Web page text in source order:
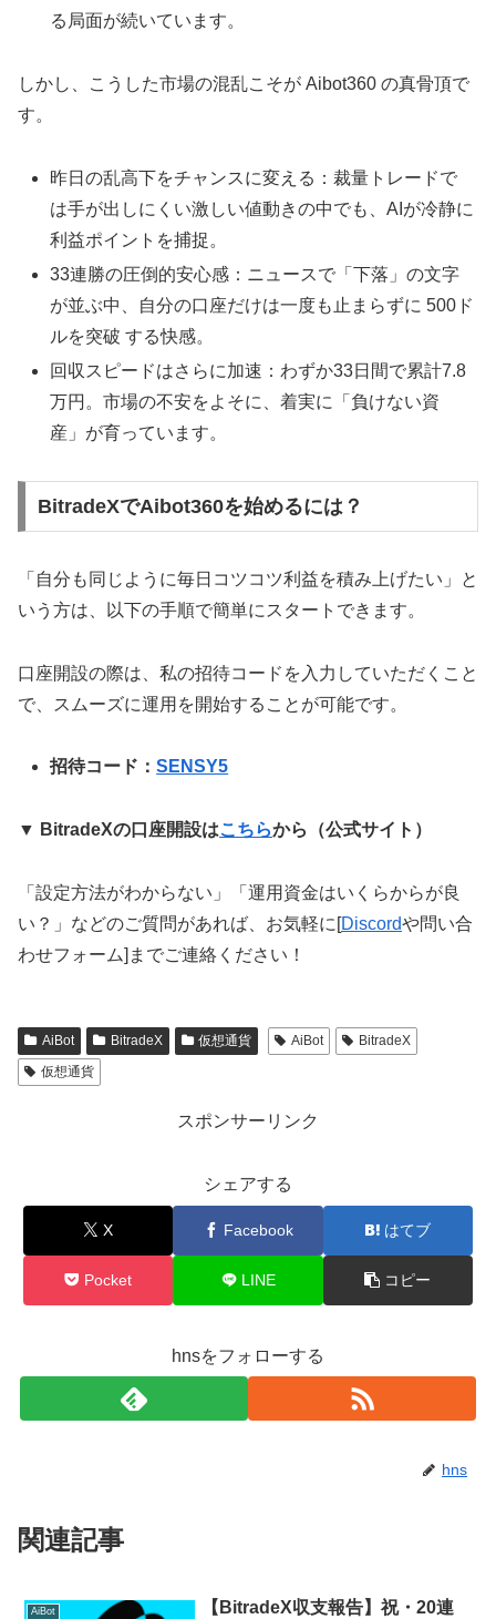
る局面が続いています。
しかし、こうした市場の混乱こそが Aibot360 の真骨頂で
す。
昨日の乱高下をチャンスに変える：裁量トレードで
は手が出しにくい激しい値動きの中でも、AIが冷静に
利益ポイントを捕捉。
33連勝の圧倒的安心感：ニュースで「下落」の文字
が並ぶ中、自分の口座だけは一度も止まらずに 500ド
ルを突破 する快感。
回収スピードはさらに加速：わずか33日間で累計7.8
万円。市場の不安をよそに、着実に「負けない資
産」が育っています。
BitradeXでAibot360を始めるには？
「自分も同じように毎日コツコツ利益を積み上げたい」と
いう方は、以下の手順で簡単にスタートできます。
口座開設の際は、私の招待コードを入力していただくこと
で、スムーズに運用を開始することが可能です。
招待コード：SENSY5
▼ BitradeXの口座開設はこちらから（公式サイト）
「設定方法がわからない」「運用資金はいくらからが良
い？」などのご質問があれば、お気軽に[Discordや問い合
わせフォーム]までご連絡ください！
AiBot BitradeX 仮想通貨 AiBot
BitradeX
仮想通貨
スポンサーリンク
シェアする
X Facebook はてブ
Pocket LINE コピー
hnsをフォローする
hns
関連記事
AiBot
【BitradeX収支報告】祝・20連